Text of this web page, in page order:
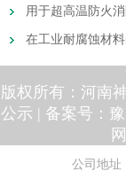
用于超高温防火
在工业耐腐蚀材
版权所有：河南
公示 | 备案号：
公司地址